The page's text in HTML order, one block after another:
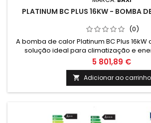
PLATINUM BC PLUS 16KW - BOMBA
(0)
A bomba de calor Platinum BC Plus 16kW
solução ideal para climatização e
Eficiente, silenciosa e de fácil
conforto e poupança energética
5 801,89 €
 Adicionar ao carrinho